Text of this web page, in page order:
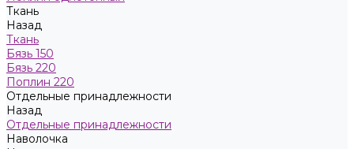
Ткань
Назад
Ткань
Бязь 150
Бязь 220
Поплин 220
Отдельные принадлежности
Назад
Отдельные принадлежности
Наволочка